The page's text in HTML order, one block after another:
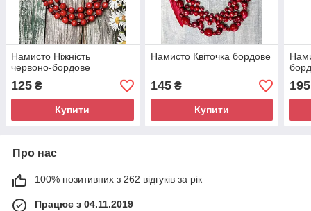
Намисто Ніжність
червоно-бордове
125 ₴
Купити
Намисто Квіточка бордове
145₴
Купити
195
Про нас
100% позитивних з 262 відгуків за рік
Працює з 04.11.2019